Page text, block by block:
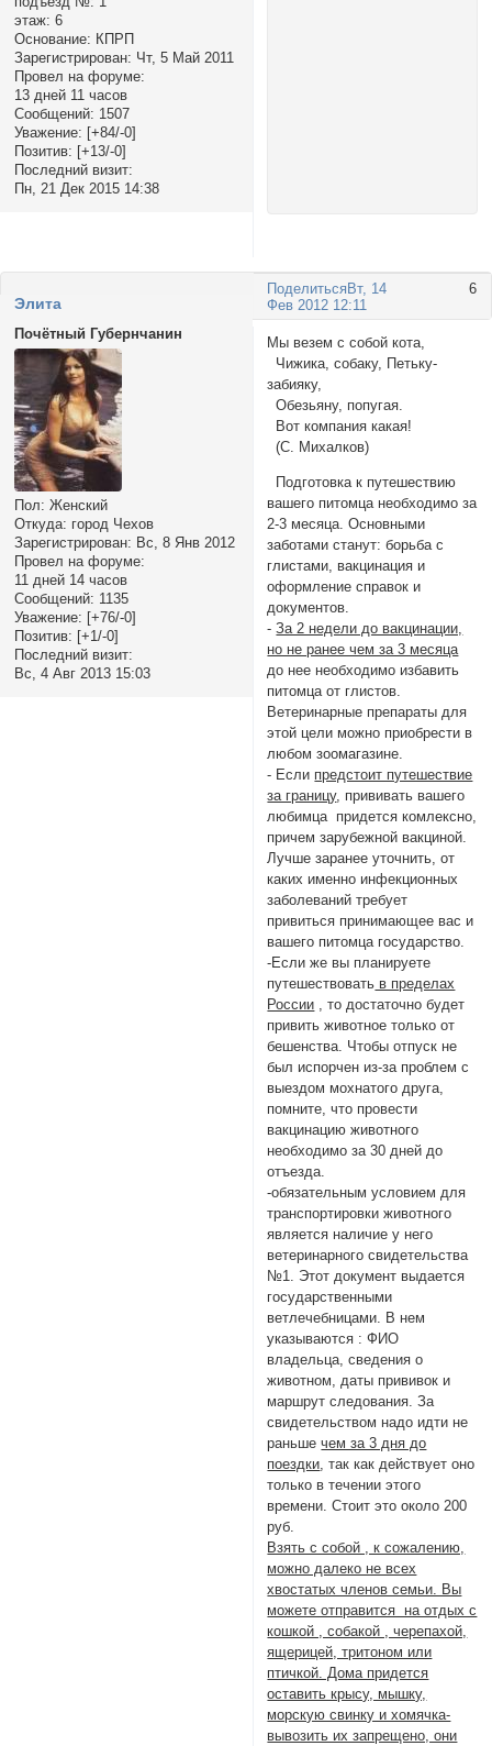
этаж: 6
Основание: КПРП
Зарегистрирован: Чт, 5 Май 2011
Провел на форуме:
13 дней 11 часов
Сообщений: 1507
Уважение: [+84/-0]
Позитив: [+13/-0]
Последний визит:
Пн, 21 Дек 2015 14:38
Поделиться 6
Вт, 14
Фев 2012 12:11
Элита
Почётный Губернчанин
Пол: Женский
Откуда: город Чехов
Зарегистрирован: Вс, 8 Янв 2012
Провел на форуме:
11 дней 14 часов
Сообщений: 1135
Уважение: [+76/-0]
Позитив: [+1/-0]
Последний визит:
Вс, 4 Авг 2013 15:03
Мы везем с собой кота,
Чижика, собаку, Петьку-
забияку,
Обезьяну, попугая.
Вот компания какая!
(С. Михалков)
Подготовка к путешествию
вашего питомца необходимо за
2-3 месяца. Основными
заботами станут: борьба с
глистами, вакцинация и
оформление справок и
документов.
-За 2 недели до вакцинации,
но не ранее чем за 3 месяца
до нее необходимо избавить
питомца от глистов.
Ветеринарные препараты для
этой цели можно приобрести в
любом зоомагазине.
- Если предстоит путешествие
за границу, прививать вашего
любимца придется комлексно,
причем зарубежной вакциной.
Лучше заранее уточнить, от
каких именно инфекционных
заболеваний требует
привиться принимающее вас и
вашего питомца государство.
-Если же вы планируете
путешествовать в пределах
России , то достаточно будет
привить животное только от
бешенства. Чтобы отпуск не
был испорчен из-за проблем с
выездом мохнатого друга,
помните, что провести
вакцинацию животного
необходимо за 30 дней до
отъезда.
-обязательным условием для
транспортировки животного
является наличие у него
ветеринарного свидетельства
№1. Этот документ выдается
государственными
ветлечебницами. В нем
указываются : ФИО
владельца, сведения о
животном, даты прививок и
маршрут следования. За
свидетельством надо идти не
раньшечем за 3 дня до
поездки , так как действует оно
только в течении этого
времени. Стоит это около 200
руб.
Взять с собой , к сожалению,
можно далеко не всех
хвостатых членов семьи. Вы
можете отправится на отдых с
кошкой , собакой , черепахой,
ящерицей, тритоном или
птичкой. Дома придется
оставить крысу, мышку,
морскую свинку и хомячка-
вывозить их запрещено, они